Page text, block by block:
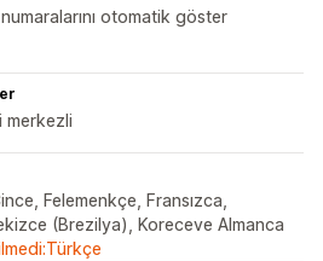
otomatik göster
merkezli
Felemenkçe, Fransızca,
(Brezilya), Koreceve Almanca